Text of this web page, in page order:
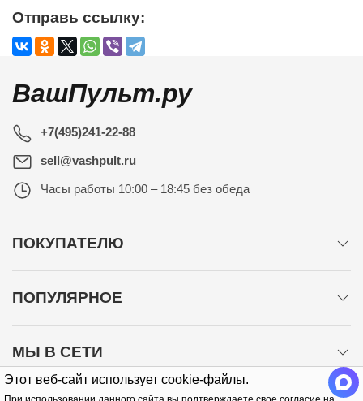
Этот веб-сайт использует cookie-файлы.
Отправь ссылку:
ВашПульт.ру
+7(495)241-22-88
sell@vashpult.ru
Часы работы 10:00 – 18:45 без обеда
ПОКУПАТЕЛЮ
ПОПУЛЯРНОЕ
МЫ В СЕТИ